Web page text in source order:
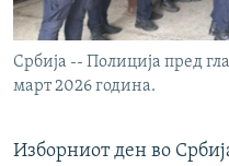
Србија -- Полиција пред
март 2026 година.
Изборниот ден во